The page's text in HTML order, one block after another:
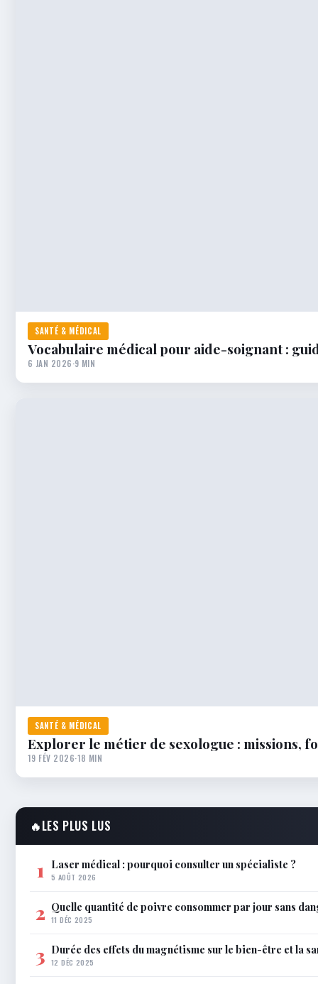
SANTÉ & MÉDICAL
Vocabulaire médical pour aide-soignant :
6 JAN 2026·9 MIN
SANTÉ & MÉDICAL
Explorer le métier de sexologue : missions,
19 FÉV 2026·18 MIN
🔥LES PLUS LUS
1 Laser médical : pourquoi consulter un spécialiste ?
5 AOÛT 2026
2 Quelle quantité de poivre consommer par jour sans
11 DÉC 2025
3 Durée des effets du magnétisme sur le bien-être et la
12 DÉC 2025